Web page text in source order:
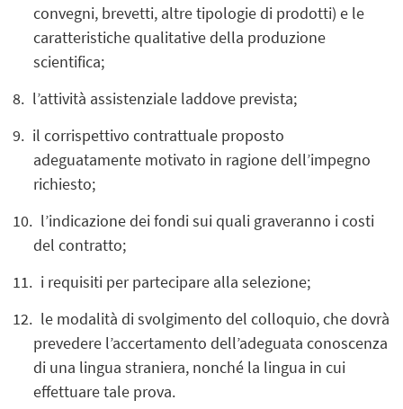
convegni, brevetti, altre tipologie di prodotti) e le
caratteristiche qualitative della produzione
scientifica;
l’attività assistenziale laddove prevista;
il corrispettivo contrattuale proposto
adeguatamente motivato in ragione dell’impegno
richiesto;
l’indicazione dei fondi sui quali graveranno i costi
del contratto;
i requisiti per partecipare alla selezione;
le modalità di svolgimento del colloquio, che dovrà
prevedere l’accertamento dell’adeguata conoscenza
di una lingua straniera, nonché la lingua in cui
effettuare tale prova.